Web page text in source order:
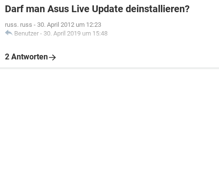
Darf man Asus Live Update deinstallieren?
russ. russ - 30. April 2012 um 12:23
Benutzer - 30. April 2019 um 15:48
2 Antworten